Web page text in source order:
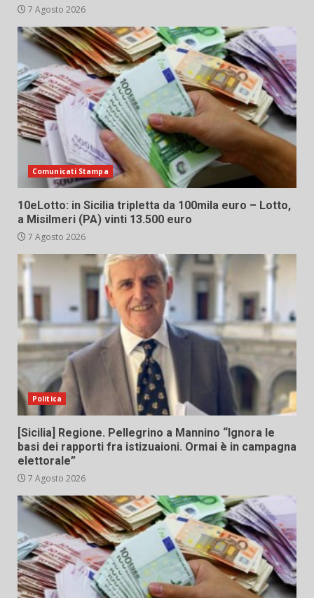
7 Agosto 2026
Comunicati Stampa
10eLotto: in Sicilia tripletta da 100mila euro – Lotto,
a Misilmeri (PA) vinti 13.500 euro
7 Agosto 2026
Politica
[Sicilia] Regione. Pellegrino a Mannino “Ignora le
basi dei rapporti fra istizuaioni. Ormai è in campagna
elettorale”
7 Agosto 2026